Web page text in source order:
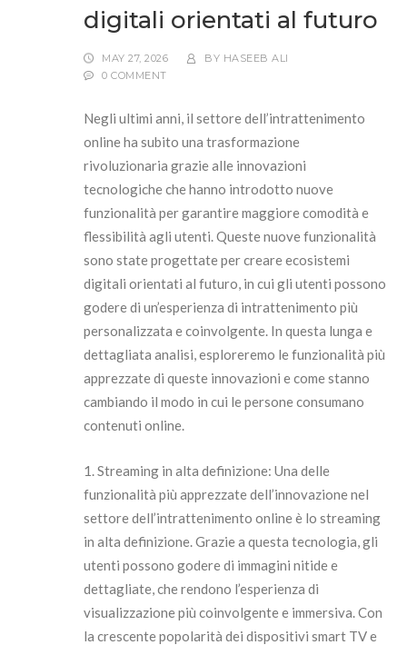
digitali orientati al futuro
MAY 27, 2026 BY HASEEB ALI
0 COMMENT
Negli ultimi anni, il settore dell’intrattenimento
online ha subito una trasformazione
rivoluzionaria grazie alle innovazioni
tecnologiche che hanno introdotto nuove
funzionalità per garantire maggiore comodità e
flessibilità agli utenti. Queste nuove funzionalità
sono state progettate per creare ecosistemi
digitali orientati al futuro, in cui gli utenti possono
godere di un’esperienza di intrattenimento più
personalizzata e coinvolgente. In questa lunga e
dettagliata analisi, esploreremo le funzionalità più
apprezzate di queste innovazioni e come stanno
cambiando il modo in cui le persone consumano
contenuti online.
1. Streaming in alta definizione: Una delle
funzionalità più apprezzate dell’innovazione nel
settore dell’intrattenimento online è lo streaming
in alta definizione. Grazie a questa tecnologia, gli
utenti possono godere di immagini nitide e
dettagliate, che rendono l’esperienza di
visualizzazione più coinvolgente e immersiva. Con
la crescente popolarità dei dispositivi smart TV e